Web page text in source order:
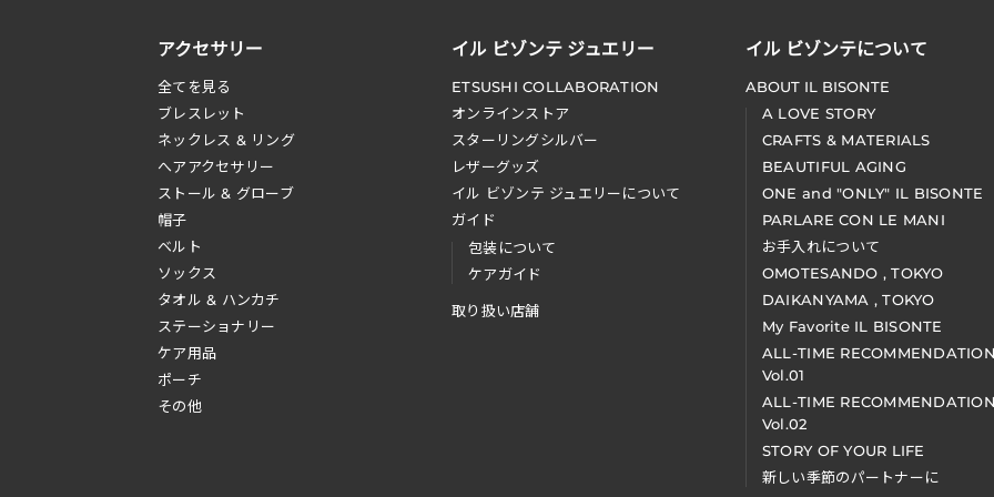
アクセサリー
全てを見る
ブレスレット
ネックレス & リング
へアアクセサリー
ストール & グローブ
帽子
ベルト
ソックス
タオル & ハンカチ
ステーショナリー
ケア用品
ポーチ
その他
イル ビゾンテ ジュエリー
ETSUSHI COLLABORATION
オンラインストア
スターリングシルバー
レザーグッズ
イル ビゾンテ ジュエリーについて
ガイド
包装について
ケアガイド
取り扱い店舗
イル ビゾンテについて
ABOUT IL BISONTE
A LOVE STORY
CRAFTS & MATERIALS
BEAUTIFUL AGING
ONE and "ONLY" IL BISONTE
PARLARE CON LE MANI
お手入れについて
OMOTESANDO , TOKYO
DAIKANYAMA , TOKYO
My Favorite IL BISONTE
ALL-TIME
Vol.01
ALL-TIME
Vol.02
STORY OF YOUR LIFE
新しい季節のパートナーに